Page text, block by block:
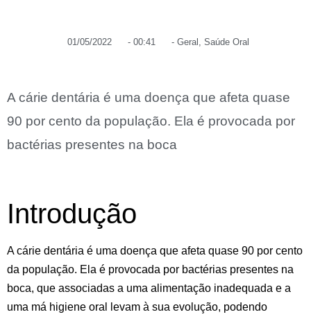
01/05/2022 - 00:41 - Geral , Saúde Oral
A cárie dentária é uma doença que afeta quase
90 por cento da população. Ela é provocada por
bactérias presentes na boca
Introdução
A cárie dentária é uma doença que afeta quase 90 por cento
da população. Ela é provocada por bactérias presentes na
boca, que associadas a uma alimentação inadequada e a
uma má higiene oral levam à sua evolução, podendo